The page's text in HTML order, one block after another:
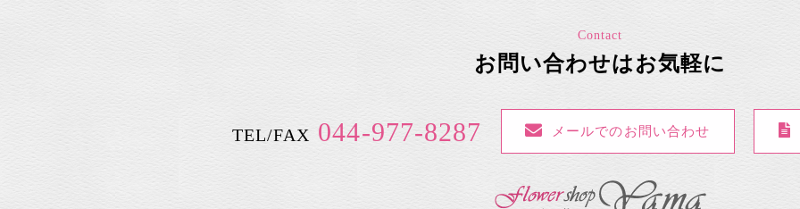
Contact
お問い合わせはお気軽に
TEL/FAX 044-977-8287 メールでのお問い合わせ